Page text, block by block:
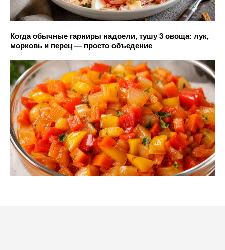
Когда обычные гарниры надоели, тушу 3 овоща: лук,
морковь и перец — просто объедение